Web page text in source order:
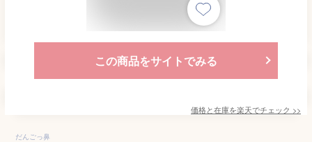
この商品をサイトでみる
価格と在庫を楽天でチェック >>
だんごっ鼻